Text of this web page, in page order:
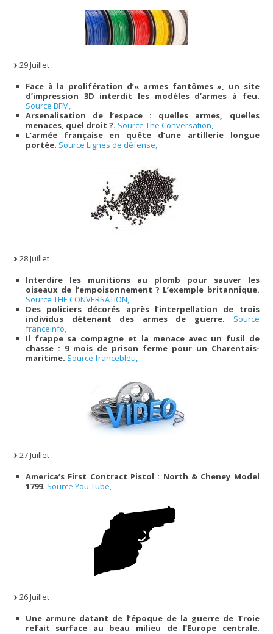
29 Juillet :
Face à la prolifération d’« armes fantômes », un site
d’impression 3D interdit les modèles d’armes à feu.
Source BFM,
Arsenalisation de l’espace : quelles armes, quelles
menaces, quel droit ?. Source The Conversation,
L’armée française en quête d’une artillerie longue
portée. Source Lignes de défense,
28 Juillet :
Interdire les munitions au plomb pour sauver les
oiseaux de l’empoisonnement ? L’exemple britannique.
Source THE CONVERSATION,
Des policiers décorés après l’interpellation de trois
individus détenant des armes de guerre. Source
franceinfo,
Il frappe sa compagne et la menace avec un fusil de
chasse : 9 mois de prison ferme pour un Charentais-
maritime. Source francebleu,
27 Juillet :
America’s First Contract Pistol : North & Cheney Model
1799. Source You Tube,
26 Juillet :
Une armure datant de l’époque de la guerre de Troie
refait surface au beau milieu de l’Europe centrale.